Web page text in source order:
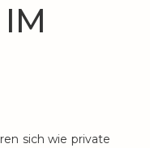
sich wie private